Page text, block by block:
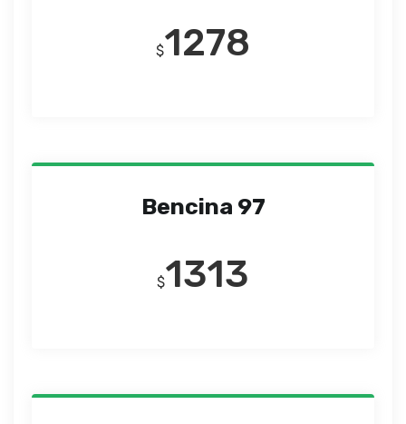
$1278
Bencina 97
$1313